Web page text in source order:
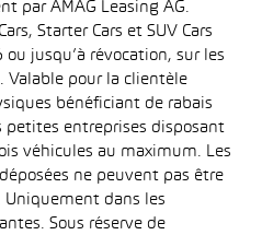
par AMAG Leasing AG.
Starter Cars et SUV Cars
jusqu’à révocation, sur les
Valable pour la clientèle
bénéficiant de rabais
petites entreprises disposant
véhicules au maximum. Les
ne peuvent pas être
dans les
Sous réserve de